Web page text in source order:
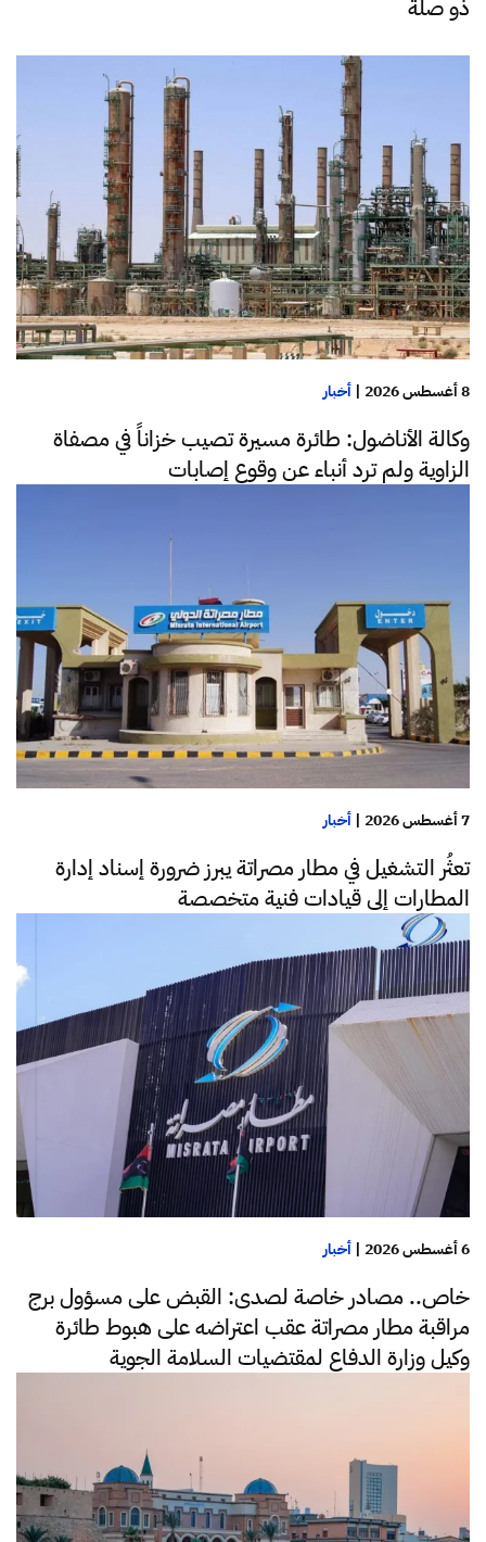
ذو صلة
8 أغسطس 2026 | أخبار
وكالة الأناضول: طائرة مسيرة تصيب خزاناً في مصفاة
الزاوية ولم ترد أنباء عن وقوع إصابات
7 أغسطس 2026 | أخبار
تعثُر التشغيل في مطار مصراتة يبرز ضرورة إسناد إدارة
المطارات إلى قيادات فنية متخصصة
6 أغسطس 2026 | أخبار
خاص.. مصادر خاصة لصدى: القبض على مسؤول برج
مراقبة مطار مصراتة عقب اعتراضه على هبوط طائرة
وكيل وزارة الدفاع لمقتضيات السلامة الجوية